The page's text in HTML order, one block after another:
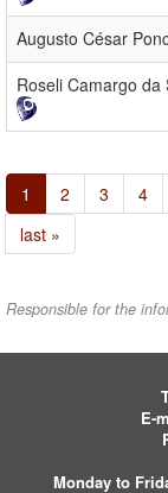
Augusto César
Roseli Camargo da
1 2 3 4
last »
Responsible for the
E-
Monday to